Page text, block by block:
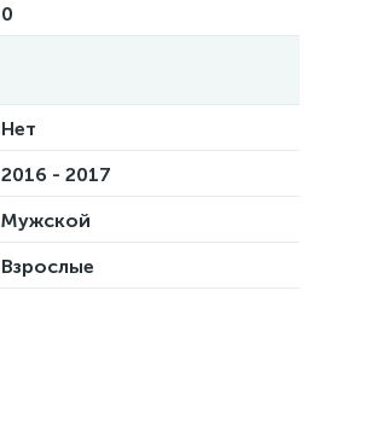
0
Нет
2016 - 2017
Мужской
Взрослые